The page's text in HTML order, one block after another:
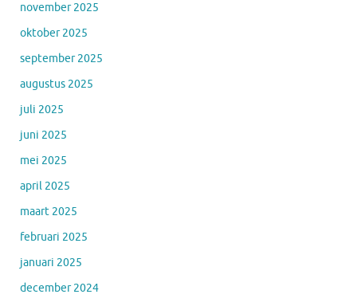
november 2025
oktober 2025
september 2025
augustus 2025
juli 2025
juni 2025
mei 2025
april 2025
maart 2025
februari 2025
januari 2025
december 2024